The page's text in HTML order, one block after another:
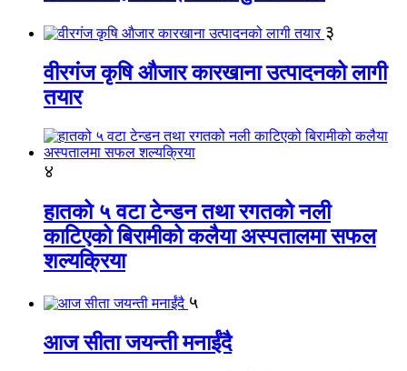
३
वीरगंज कृषि औजार कारखाना उत्पादनको लागी
तयार
४
हातको ५ वटा टेन्डन तथा रगतको नली
काटिएको बिरामीको कलैया अस्पतालमा सफल
शल्यक्रिया
५
आज सीता जयन्ती मनाईंदै